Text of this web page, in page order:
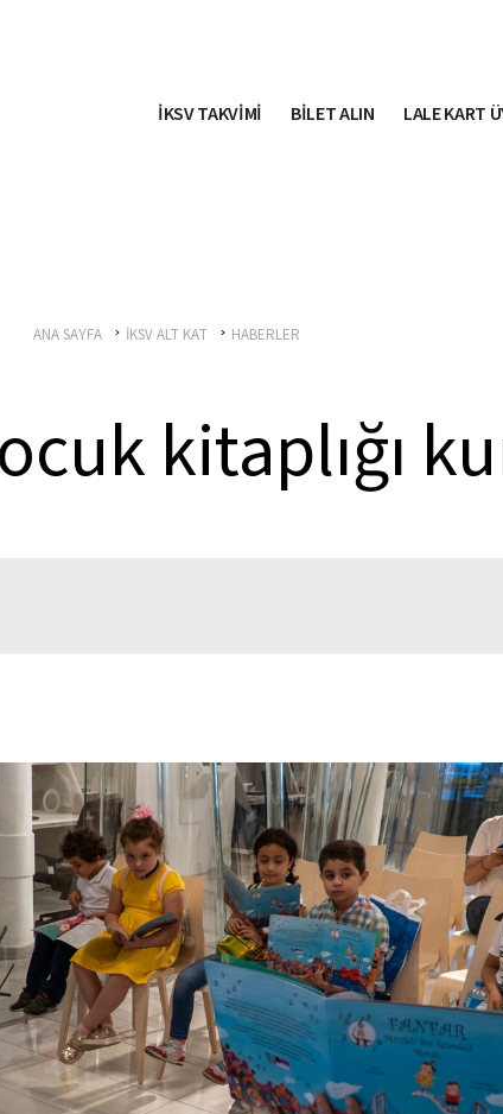
İKSV TAKVİMİ BİLET ALIN LALE KART
ANA SAYFA İKSV ALT KAT HABERLER
kitaplığı